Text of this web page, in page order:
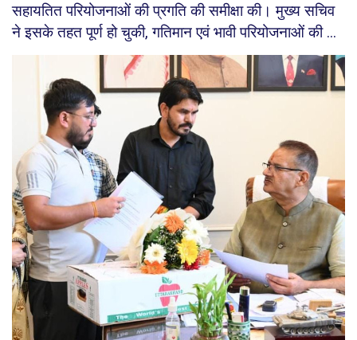
होम
उत्तराखण्ड
राजनीति
देश
सहायतित परियोजनाओं की प्रगति की समीक्षा की। मुख्य सचिव
ने इसके तहत पूर्ण हो चुकी, गतिमान एवं भावी परियोजनाओं की ...